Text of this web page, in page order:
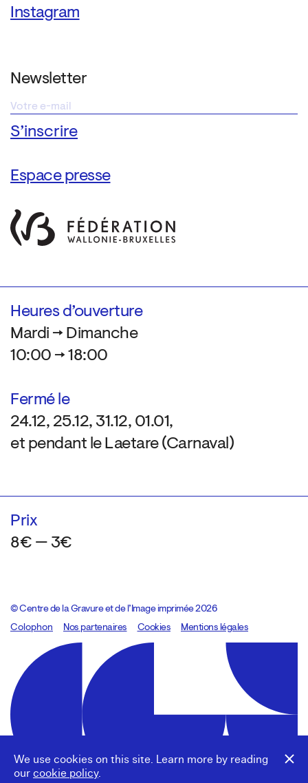
We use cookies on this site. Learn more by reading
our cookie policy.
Instagram
Newsletter
Espace presse
Heures d’ouverture
Mardi → Dimanche
10:00 → 18:00
Fermé le
24.12, 25.12, 31.12, 01.01,
et pendant le Laetare (Carnaval)
Prix
8€ — 3€
© Centre de la Gravure et de l’Image imprimée 2026
Colophon
Design:Marcel Kaczmarek, code:8080.studio
Nos partenaires Cookies Mentions légales